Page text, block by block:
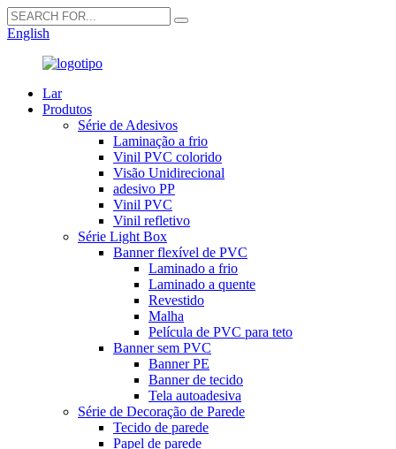
English
Lar
Produtos
Série de Adesivos
Laminação a frio
Vinil PVC colorido
Visão Unidirecional
adesivo PP
Vinil PVC
Vinil refletivo
Série Light Box
Banner flexível de PVC
Laminado a frio
Laminado a quente
Revestido
Malha
Película de PVC para teto
Banner sem PVC
Banner PE
Banner de tecido
Tela autoadesiva
Série de Decoração de Parede
Tecido de parede
Papel de parede